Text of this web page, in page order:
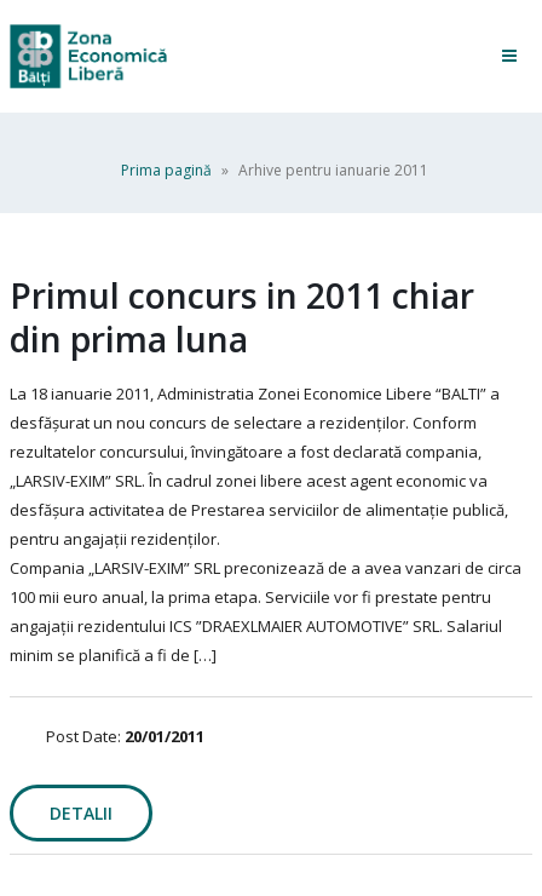
Prima pagină » Arhive pentru ianuarie 2011
Primul concurs in 2011 chiar
din prima luna
La 18 ianuarie 2011, Administratia Zonei Economice Libere “BALTI” a
desfăşurat un nou concurs de selectare a rezidenţilor. Conform
rezultatelor concursului, învingătoare a fost declarată compania,
„LARSIV-EXIM” SRL. În cadrul zonei libere acest agent economic va
desfăşura activitatea de Prestarea serviciilor de alimentație publică,
pentru angajații rezidenților.
Compania „LARSIV-EXIM” SRL preconizează de a avea vanzari de circa
100 mii euro anual, la prima etapa. Serviciile vor fi prestate pentru
angajații rezidentului ICS ”DRAEXLMAIER AUTOMOTIVE” SRL. Salariul
minim se planifică a fi de […]
Post Date: 20/01/2011
DETALII